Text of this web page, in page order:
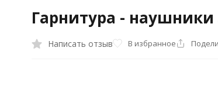
Гарнитура - наушники
Написать отзыв В избранное